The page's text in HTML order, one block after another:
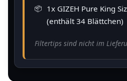
1x GIZEH Pure King
(enthält 34 Blättchen)
Filtertips sind nicht im